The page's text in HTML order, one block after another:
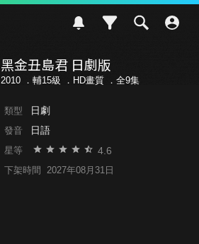
黑金丑島君 日劇版
2010 ． 輔15級 ．HD畫質 ．全9集
類型 日劇
發音 日語
星等 4.6
下架時間 2027年08月31日